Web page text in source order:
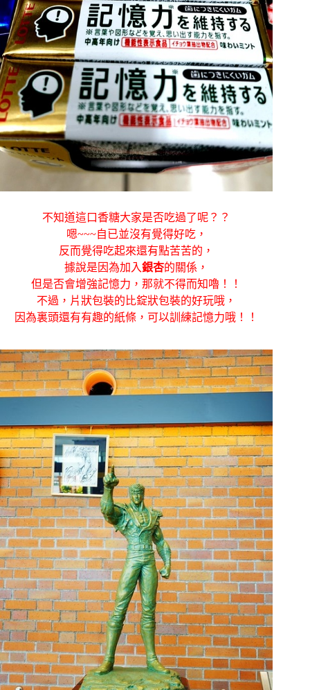
不知道這口香糖大家是否吃過了呢？？
嗯~~~自已並沒有覺得好吃，
反而覺得吃起來還有點苦苦的，
據說是因為加入銀杏的關係，
但是否會增強記憶力，那就不得而知嚕！！
不過，片狀包裝的比錠狀包裝的好玩哦，
因為裏頭還有有趣的紙條，可以訓練記憶力哦！！